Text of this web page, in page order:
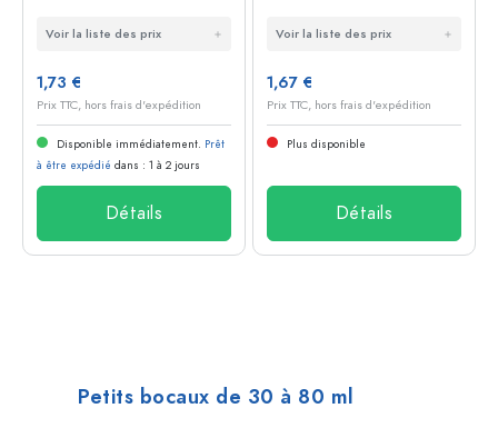
Voir la liste des prix
1,73 €
Prix TTC, hors frais d'expédition
Disponible immédiatement. Prêt
à être expédié dans : 1 à 2 jours
Détails
vis
Voir la liste des prix
1,67 €
Prix TTC, hors frais d'expédition
Plus disponible
Détails
Petits bocaux de 30 à 80 ml